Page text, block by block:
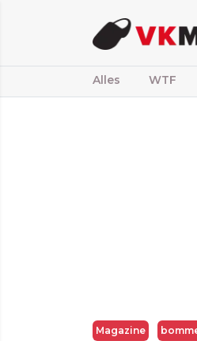
Alles WTF
Magazine